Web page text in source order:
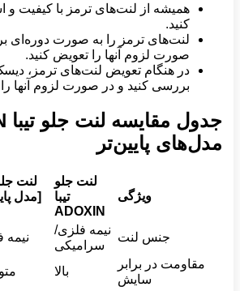
همیشه از لنت‌های ترمز با کیفیت و
کنید.
لنت‌های ترمز را به صورت دوره‌ای
صورت لزوم آنها را تعویض کنید.
در هنگام تعویض لنت‌های ترمز،
بررسی کنید و در صورت لزوم آنها را
مدل‌های پایین‌تر
ویژگی
لنت جلو
تیبا
ADOXIN
لنت
[مدل
جنس لنت
نیمه فلزی/
سرامیکی
نیمه
مقاومت در برابر
سایش
بالا